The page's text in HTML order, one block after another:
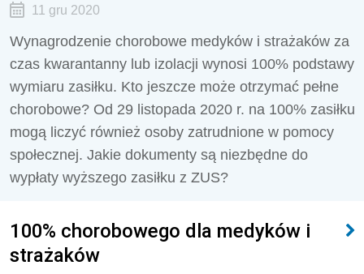
11 gru 2020
Wynagrodzenie chorobowe medyków i strażaków za
czas kwarantanny lub izolacji wynosi 100% podstawy
wymiaru zasiłku. Kto jeszcze może otrzymać pełne
chorobowe? Od 29 listopada 2020 r. na 100% zasiłku
mogą liczyć również osoby zatrudnione w pomocy
społecznej. Jakie dokumenty są niezbędne do
wypłaty wyższego zasiłku z ZUS?
100% chorobowego dla medyków i
strażaków